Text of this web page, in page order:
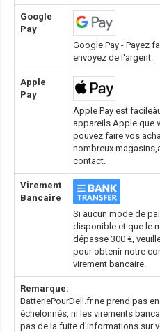
Google
Pay
Google Pay - Payez
envoyez de l'argent.
Apple
Pay
Apple Pay est
appareils Apple que
pouvez faire vos
nombreux
contact.
Virement
Bancaire
Si aucun mode de
disponible et que le
dépasse 300 €,
pour obtenir notre
virement bancaire.
Remarque:
BatteriePourDell.fr ne prend pas
échelonnés, ni les virements
pas de la fuite d'informations sur